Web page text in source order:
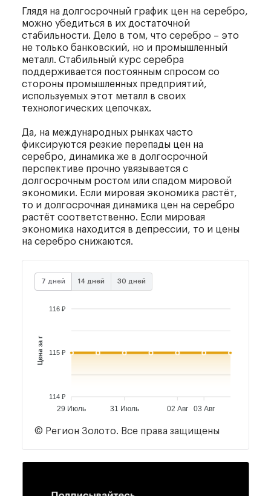
Глядя на долгосрочный график цен на серебро,
можно убедиться в их достаточной
стабильности. Дело в том, что серебро – это
не только банковский, но и промышленный
металл. Стабильный курс серебра
поддерживается постоянным спросом со
стороны промышленных предприятий,
используемых этот металл в своих
технологических цепочках.
Да, на международных рынках часто
фиксируются резкие перепады цен на
серебро, динамика же в долгосрочной
перспективе прочно увязывается с
долгосрочным ростом или спадом мировой
экономики. Если мировая экономика растёт,
то и долгосрочная динамика цен на серебро
растёт соответственно. Если мировая
экономика находится в депрессии, то и цены
на серебро снижаются.
7 дней 14 дней 30 дней
116 ₽
115 ₽
114 ₽
Цена за г
29 Июль 31 Июль 02 Авг 03 Авг
© Регион Золото. Все права защищены